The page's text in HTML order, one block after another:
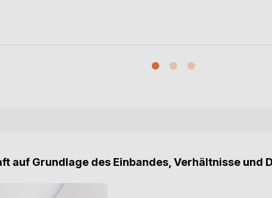
auf Grundlage des Einbandes, Verhältnisse und